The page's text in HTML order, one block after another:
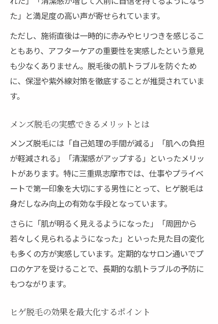
た」と満足度の高い声が寄せられています。
ただし、施術直後は一時的に赤みやヒリつきを感じるこ
ともあり、アフターケアの重要性を実感したという意見
も少なくありません。脱毛後の肌トラブルを防ぐため
に、保湿や紫外線対策を徹底することが推奨されていま
す。
メンズ脱毛の実感できるメリットとは
メンズ脱毛には「自己処理の手間が減る」「肌への負担
が軽減される」「清潔感がアップする」といったメリッ
トがあります。特に三重県志摩市では、仕事やプライベ
ートで第一印象を大切にする男性にとって、ヒゲ脱毛は
身だしなみ向上の有効な手段となっています。
さらに「肌が明るく見えるようになった」「周囲から
若々しく見られるようになった」といった見た目の変化
も多くの方が実感しています。定期的なサロン通いでプ
ロのケアを受けることで、長期的な肌トラブルの予防に
もつながります。
ヒゲ脱毛の効果を最大化するポイント